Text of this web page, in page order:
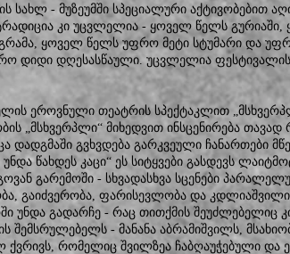
- მუზეუმში სპეციალური აქტივობებით
კი უცვლელია - ყოველ წელს
ყოველ წელს უფრო მეტი სტუმარი და
დიდი დღესასწაული. უცვლელია ფესტივალის
ეროვნული თეატრის სპექტაკლით
„მსხვერპლი“ მიხედვით ინსცენირება თავად
დადგმაში გვხვდება გარკვეული ჩანართები
წახდეს კაცი“ ეს სიტყვები გასდევს
გარემოში - სხვადასხვა სცენები
გაიძვერობა, ფარისევლობა და
უნდა გადარჩე - რაც თითქმის შეუძლებელიც
- მანანა აბრამიშვილს,
ქვრივს, რომელიც შვილზეა ჩაბღაუჭებული და